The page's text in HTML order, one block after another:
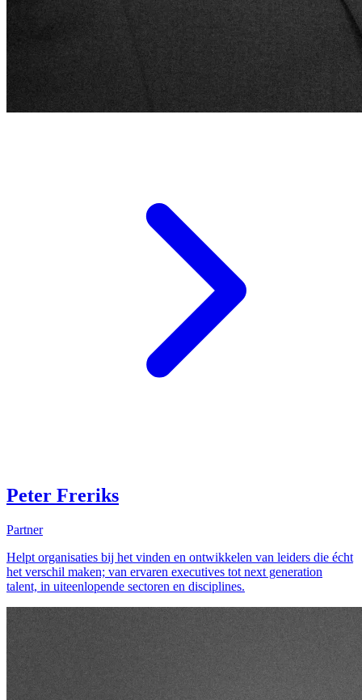
Peter Freriks
Partner
Helpt organisaties bij het vinden en ontwikkelen van leiders die écht
het verschil maken; van ervaren executives tot next generation
talent, in uiteenlopende sectoren en disciplines.